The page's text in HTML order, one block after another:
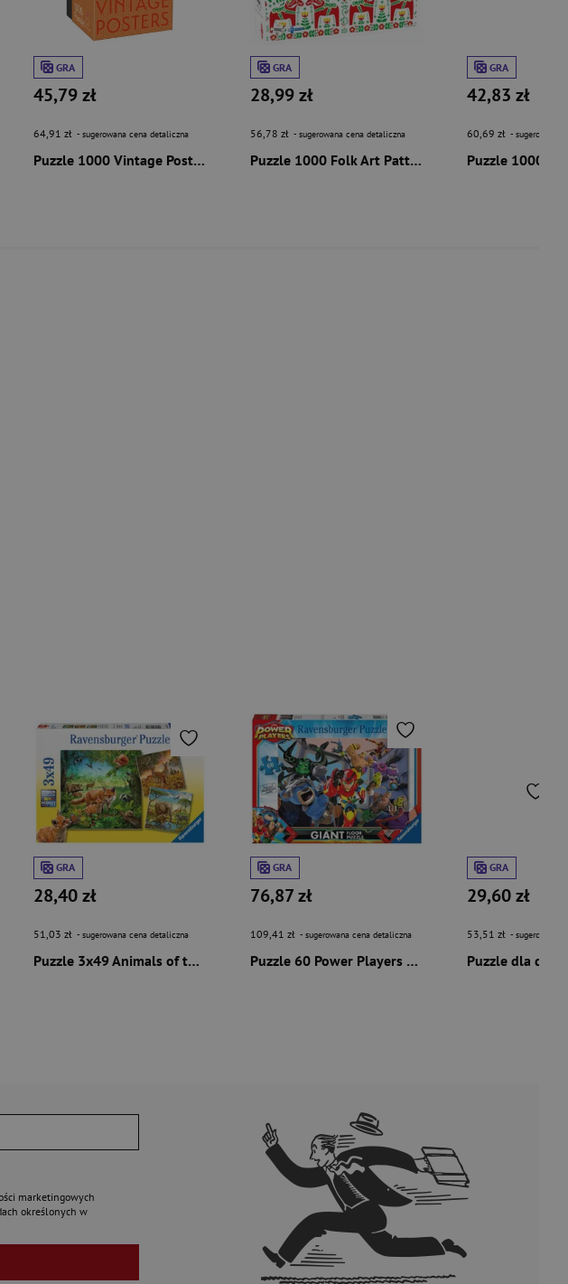
GRA
45,79 zł
64,91 zł - sugerowana cena detaliczna
Puzzle 1000 Vintage Posters New York 58660
GRA
28,99 zł
56,78 zł - sugerowana cena detaliczna
Puzzle 1000 Folk Art Pattern 58265
GRA
42,83 zł
60,69 zł - sugerowana
GRA
28,40 zł
51,03 zł - sugerowana cena detaliczna
Puzzle 3x49 Animals of the Earth
GRA
76,87 zł
109,41 zł - sugerowana cena detaliczna
Puzzle 60 Power Players Giant
GRA
29,60 zł
53,51 zł - sugerowana
marketingowych
określonych w